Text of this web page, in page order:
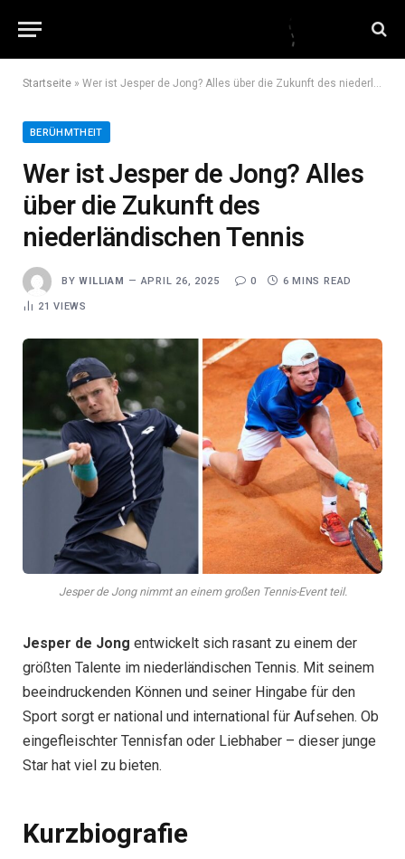
Startseite » Wer ist Jesper de Jong? Alles über die Zukunft des niederländischen Tennis
BERÜHMTHEIT
Wer ist Jesper de Jong? Alles
über die Zukunft des
niederländischen Tennis
BY WILLIAM APRIL 26, 2025 0 6 MINS READ
21VIEWS
Jesper de Jong nimmt an einem großen Tennis-Event teil.
Jesper de Jong entwickelt sich rasant zu einem der
größten Talente im niederländischen Tennis. Mit seinem
beeindruckenden Können und seiner Hingabe für den
Sport sorgt er national und international für Aufsehen. Ob
eingefleischter Tennisfan oder Liebhaber – dieser junge
Star hat viel zu bieten.
Kurzbiografie